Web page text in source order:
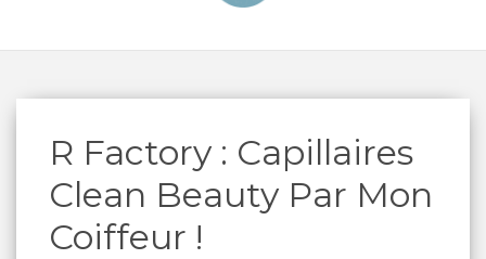
R Factory : Capillaires
Clean Beauty Par Mon
Coiffeur !